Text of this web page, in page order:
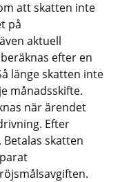
att skatten inte
på
aktuell
efter en
länge skatten inte
månadsskifte.
när ärendet
Efter
skatten